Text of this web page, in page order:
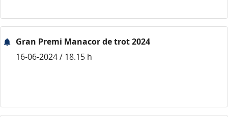
Gran Premi Manacor de trot 2024
16-06-2024 / 18.15 h